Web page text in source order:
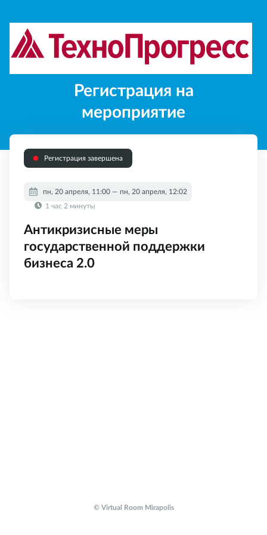
Регистрация на
мероприятие
Регистрация завершена
пн, 20 апреля, 11:00 — пн, 20 апреля, 12:02
1 час 2 минуты
Антикризисные меры
государственной поддержки
бизнеса 2.0
© Virtual Room Mirapolis